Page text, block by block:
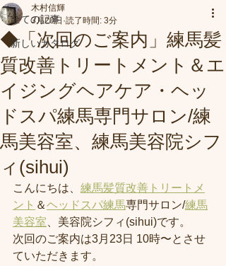
全ての記事
新しいカタログ
◆「次回のご案内」練馬髪
質改善トリートメント＆エ
イジングヘアケア・ヘッ
ドスパ練馬専門サロン/練
馬美容室、練馬美容院シフ
ィ(sihui)
木村信輝
3月20日 読了時間: 3分
こんにちは、 練馬髪質改善トリートメ
ント ＆ヘッドスパ練馬専門サロン/練馬
美容室 、美容院シフィ(sihui)です。
次回のご案内は3月23日 10時〜とさせ
ていただきます。